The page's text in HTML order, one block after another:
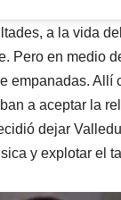
a la vida
Pero en medio
empanadas.
a aceptar la
dejar
y explotar el